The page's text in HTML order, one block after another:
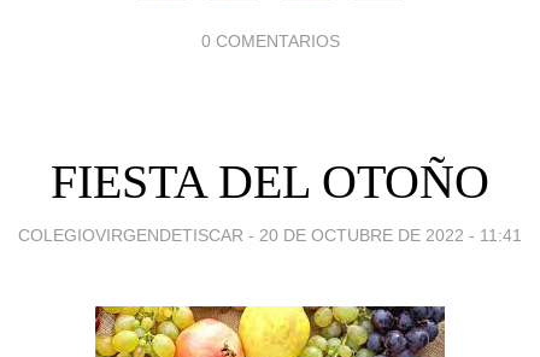
0 COMENTARIOS
FIESTA DEL OTOÑO
COLEGIOVIRGENDETISCAR - 20 DE OCTUBRE DE 2022 - 11:41